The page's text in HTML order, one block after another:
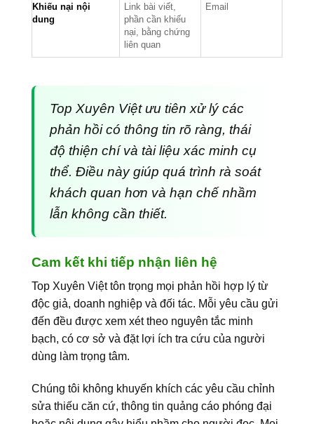
Khiếu nại nội
dung
Link bài viết,
phần cần khiếu
nại, bằng chứng
liên quan
Email
Top Xuyên Việt ưu tiên xử lý các
phản hồi có thông tin rõ ràng, thái
độ thiện chí và tài liệu xác minh cụ
thể. Điều này giúp quá trình rà soát
khách quan hơn và hạn chế nhầm
lẫn không cần thiết.
Cam kết khi tiếp nhận liên hệ
Top Xuyên Việt tôn trọng mọi phản hồi hợp lý từ
độc giả, doanh nghiệp và đối tác. Mỗi yêu cầu gửi
đến đều được xem xét theo nguyên tắc minh
bạch, có cơ sở và đặt lợi ích tra cứu của người
dùng làm trọng tâm.
Chúng tôi không khuyến khích các yêu cầu chỉnh
sửa thiếu căn cứ, thông tin quảng cáo phóng đại